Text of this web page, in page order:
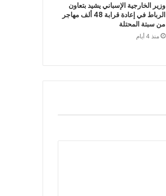
وزير الخارجية الإسباني يشيد بتعاون
الرباط في إعادة قرابة 48 ألف مهاجر
من سبتة المحتلة
منذ 4 أيام